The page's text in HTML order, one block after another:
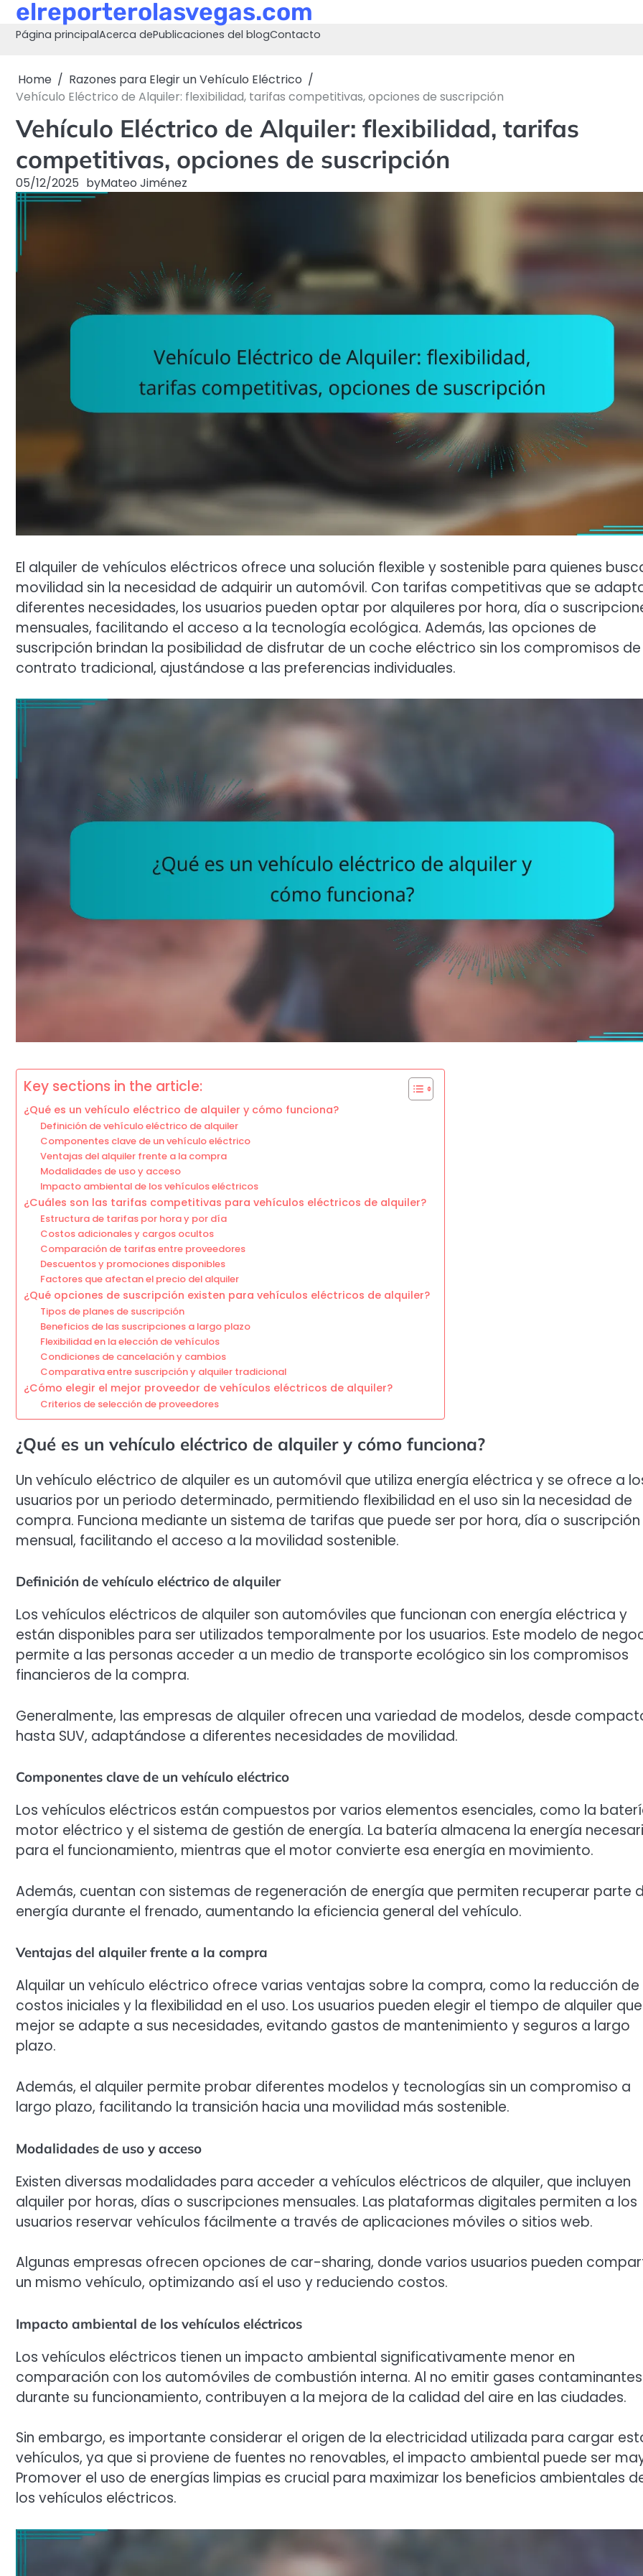
Skip
content
elreporterolasvegas.com
Página principalAcerca dePublicaciones del blogContacto
Home
Razones para Elegir un Vehículo Eléctrico
Vehículo Eléctrico de Alquiler: flexibilidad, tarifas competitivas, opciones de suscripción
Vehículo Eléctrico de Alquiler: flexibilidad, tarifas
competitivas, opciones de suscripción
05/12/2025 byMateo Jiménez
El alquiler de vehículos eléctricos ofrece una solución flexible y sostenible para quienes
movilidad sin la necesidad de adquirir un automóvil. Con tarifas competitivas que se
diferentes necesidades, los usuarios pueden optar por alquileres por hora, día o
mensuales, facilitando el acceso a la tecnología ecológica. Además, las opciones de
suscripción brindan la posibilidad de disfrutar de un coche eléctrico sin los compromisos de
contrato tradicional, ajustándose a las preferencias individuales.
Key sections in the article:
¿Qué es un vehículo eléctrico de alquiler y cómo funciona?
Definición de vehículo eléctrico de alquiler
Componentes clave de un vehículo eléctrico
Ventajas del alquiler frente a la compra
Modalidades de uso y acceso
Impacto ambiental de los vehículos eléctricos
¿Cuáles son las tarifas competitivas para vehículos eléctricos de alquiler?
Estructura de tarifas por hora y por día
Costos adicionales y cargos ocultos
Comparación de tarifas entre proveedores
Descuentos y promociones disponibles
Factores que afectan el precio del alquiler
¿Qué opciones de suscripción existen para vehículos eléctricos de alquiler?
Tipos de planes de suscripción
Beneficios de las suscripciones a largo plazo
Flexibilidad en la elección de vehículos
Condiciones de cancelación y cambios
Comparativa entre suscripción y alquiler tradicional
¿Cómo elegir el mejor proveedor de vehículos eléctricos de alquiler?
Criterios de selección de proveedores
¿Qué es un vehículo eléctrico de alquiler y cómo funciona?
Un vehículo eléctrico de alquiler es un automóvil que utiliza energía eléctrica y se ofrece a
usuarios por un periodo determinado, permitiendo flexibilidad en el uso sin la necesidad de
compra. Funciona mediante un sistema de tarifas que puede ser por hora, día o suscripción
mensual, facilitando el acceso a la movilidad sostenible.
Definición de vehículo eléctrico de alquiler
Los vehículos eléctricos de alquiler son automóviles que funcionan con energía eléctrica y
están disponibles para ser utilizados temporalmente por los usuarios. Este modelo de
permite a las personas acceder a un medio de transporte ecológico sin los compromisos
financieros de la compra.
Generalmente, las empresas de alquiler ofrecen una variedad de modelos, desde
hasta SUV, adaptándose a diferentes necesidades de movilidad.
Componentes clave de un vehículo eléctrico
Los vehículos eléctricos están compuestos por varios elementos esenciales, como la
motor eléctrico y el sistema de gestión de energía. La batería almacena la energía
para el funcionamiento, mientras que el motor convierte esa energía en movimiento.
Además, cuentan con sistemas de regeneración de energía que permiten recuperar parte
energía durante el frenado, aumentando la eficiencia general del vehículo.
Ventajas del alquiler frente a la compra
Alquilar un vehículo eléctrico ofrece varias ventajas sobre la compra, como la reducción de
costos iniciales y la flexibilidad en el uso. Los usuarios pueden elegir el tiempo de alquiler que
mejor se adapte a sus necesidades, evitando gastos de mantenimiento y seguros a largo
plazo.
Además, el alquiler permite probar diferentes modelos y tecnologías sin un compromiso a
largo plazo, facilitando la transición hacia una movilidad más sostenible.
Modalidades de uso y acceso
Existen diversas modalidades para acceder a vehículos eléctricos de alquiler, que incluyen
alquiler por horas, días o suscripciones mensuales. Las plataformas digitales permiten a los
usuarios reservar vehículos fácilmente a través de aplicaciones móviles o sitios web.
Algunas empresas ofrecen opciones de car-sharing, donde varios usuarios pueden
un mismo vehículo, optimizando así el uso y reduciendo costos.
Impacto ambiental de los vehículos eléctricos
Los vehículos eléctricos tienen un impacto ambiental significativamente menor en
comparación con los automóviles de combustión interna. Al no emitir gases contaminantes
durante su funcionamiento, contribuyen a la mejora de la calidad del aire en las ciudades.
Sin embargo, es importante considerar el origen de la electricidad utilizada para cargar
vehículos, ya que si proviene de fuentes no renovables, el impacto ambiental puede ser
Promover el uso de energías limpias es crucial para maximizar los beneficios ambientales
los vehículos eléctricos.